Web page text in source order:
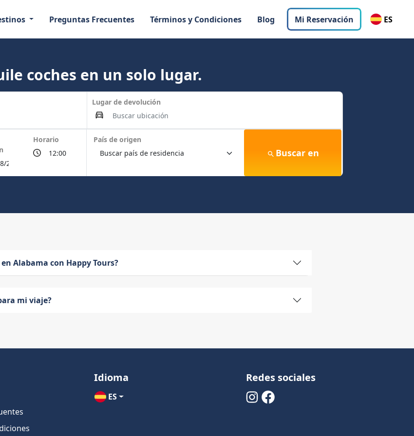
Preguntas Frecuentes Términos y Condiciones Blog Mi Reservación ES
coches en un solo lugar.
Lugar de devolución
Horario País de origen
Buscar en
Alabama con Happy Tours?
mi viaje?
Idioma
ES
Redes sociales